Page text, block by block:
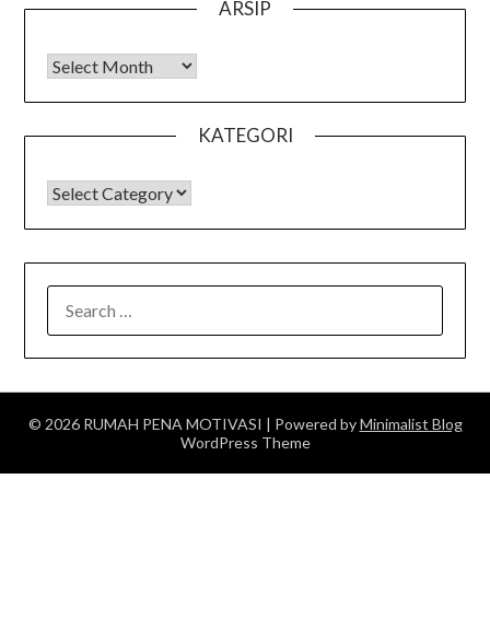
ARSIP
Arsip
KATEGORI
KATEGORI
FOR:
© 2026 RUMAH PENA MOTIVASI | Powered byMinimalist Blog
WordPress Theme